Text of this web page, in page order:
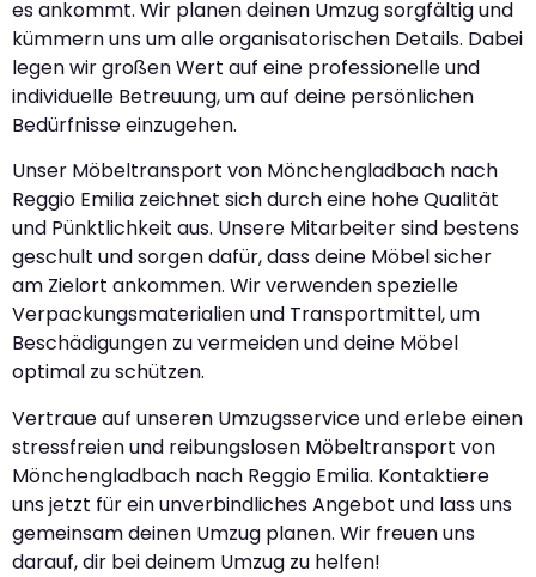
es ankommt. Wir planen deinen Umzug sorgfältig und
kümmern uns um alle organisatorischen Details. Dabei
legen wir großen Wert auf eine professionelle und
individuelle Betreuung, um auf deine persönlichen
Bedürfnisse einzugehen.
Unser Möbeltransport von Mönchengladbach nach
Reggio Emilia zeichnet sich durch eine hohe Qualität
und Pünktlichkeit aus. Unsere Mitarbeiter sind bestens
geschult und sorgen dafür, dass deine Möbel sicher
am Zielort ankommen. Wir verwenden spezielle
Verpackungsmaterialien und Transportmittel, um
Beschädigungen zu vermeiden und deine Möbel
optimal zu schützen.
Vertraue auf unseren Umzugsservice und erlebe einen
stressfreien und reibungslosen Möbeltransport von
Mönchengladbach nach Reggio Emilia. Kontaktiere
uns jetzt für ein unverbindliches Angebot und lass uns
gemeinsam deinen Umzug planen. Wir freuen uns
darauf, dir bei deinem Umzug zu helfen!